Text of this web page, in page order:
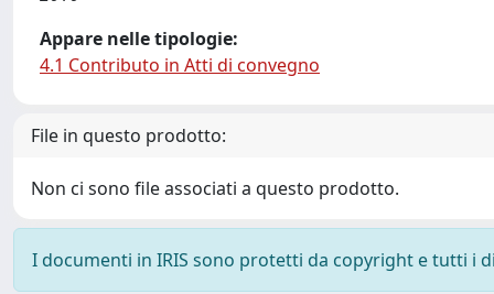
Appare nelle tipologie:
4.1 Contributo in Atti di convegno
File in questo prodotto:
Non ci sono file associati a questo prodotto.
I documenti in IRIS sono protetti da copyright e tutti i